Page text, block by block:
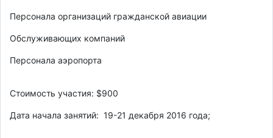
Персонала организаций гражданской авиации
Обслуживающих компаний
Персонала аэропорта
Стоимость участия: $900
Дата начала занятий:  19-21 декабря 2016 года;